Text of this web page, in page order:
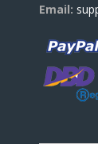
Email: